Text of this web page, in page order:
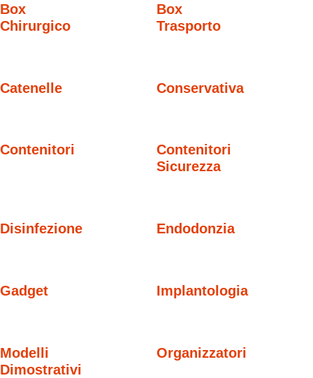
Box
Chirurgico
Box
Trasporto
Catenelle Conservativa
Contenitori
Contenitori
Sicurezza
Disinfezione Endodonzia
Gadget Implantologia
Modelli
Dimostrativi
Organizzatori